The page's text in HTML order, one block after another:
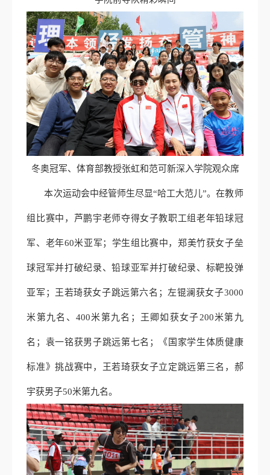
冬奥冠军、体育部教授张虹和范可新深入学院观众席
本次运动会中经管师生尽显“哈工大范儿”。在教师
组比赛中，芦鹏宇老师夺得女子教职工组老年铅球冠
军、老年60米亚军；学生组比赛中，郑美竹获女子垒
球冠军并打破纪录、铅球亚军并打破纪录、标靶投弹
亚军；王若琦获女子跳远第六名；左锟澜获女子3000
米第九名、400米第九名；王卿如获女子200米第九
名；袁一铭获男子跳远第七名；《国家学生体质健康
标准》挑战赛中，王若琦获女子立定跳远第三名，郝
宇获男子50米第九名。